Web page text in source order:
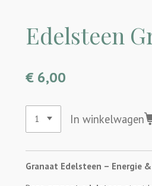
Edelsteen
€ 6,00
In winkelwagen
Granaat Edelsteen – Energie